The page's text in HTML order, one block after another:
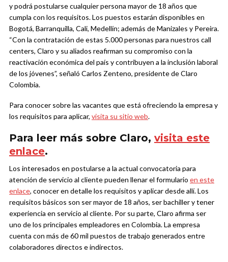
y podrá postularse cualquier persona mayor de 18 años que
cumpla con los requisitos.Los puestos estarán disponibles en
Bogotá, Barranquilla, Cali, Medellín; además de Manizales y Pereira.
“Con la contratación de estas 5.000 personas para nuestros call
centers, Claro y su aliados reafirman su compromiso con la
reactivación económica del país y contribuyen a la inclusión laboral
de los jóvenes”, señaló Carlos Zenteno, presidente de Claro
Colombia.
Para conocer sobre las vacantes que está ofreciendo la empresa y
los requisitos para aplicar, visita su sitio web.
Para leer más sobre Claro, visita este
enlace.
Los interesados en postularse a la actual convocatoria para
atención de servicio al cliente pueden llenar el formulario en este
enlace, conocer en detalle los requisitos y aplicar desde allí. Los
requisitos básicos son ser mayor de 18 años, ser bachiller y tener
experiencia en servicio al cliente. Por su parte, Claro afirma ser
uno de los principales empleadores en Colombia. La empresa
cuenta con más de 60 mil puestos de trabajo generados entre
colaboradores directos e indirectos.